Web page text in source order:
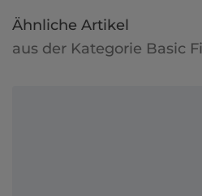
Ähnliche Artikel
aus der Kategorie Basic